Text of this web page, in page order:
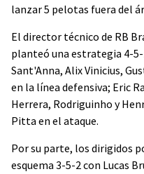
lanzar 5 pelotas fuera del
El director técnico de RB
planteó una estrategia 4-
Sant'Anna, Alix Vinicius,
en la línea defensiva; Eric
Herrera, Rodriguinho y
Pitta en el ataque.
Por su parte, los dirigidos
esquema 3-5-2 con Lucas